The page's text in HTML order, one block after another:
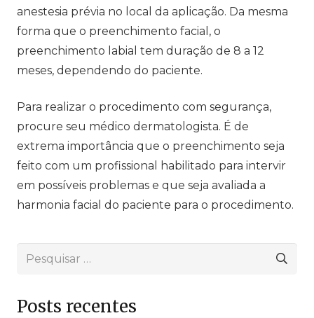
anestesia prévia no local da aplicação. Da mesma
forma que o preenchimento facial, o
preenchimento labial tem duração de 8 a 12
meses, dependendo do paciente.
Para realizar o procedimento com segurança,
procure seu médico dermatologista. É de
extrema importância que o preenchimento seja
feito com um profissional habilitado para intervir
em possíveis problemas e que seja avaliada a
harmonia facial do paciente para o procedimento.
Pesquisar
Posts recentes